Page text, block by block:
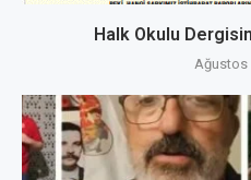
Halk Okulu
Ağustos